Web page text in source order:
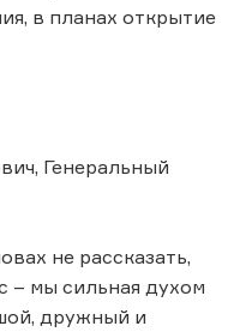
в планах открытие
Генеральный
не рассказать,
– мы сильная духом
дружный и